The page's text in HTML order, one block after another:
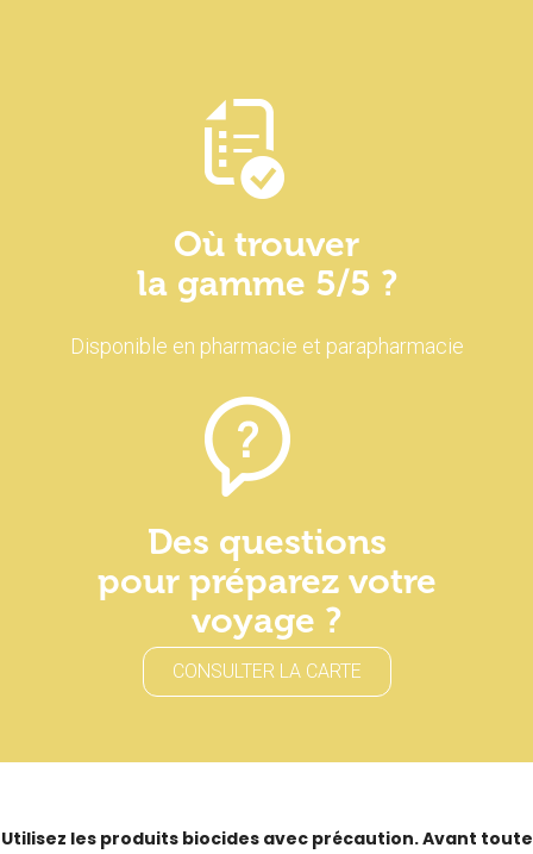
Où trouver
la gamme 5/5 ?
Disponible en pharmacie et parapharmacie
Des questions
pour préparez votre
voyage ?
CONSULTER LA CARTE
Utilisez les produits biocides avec précaution. Avant toute